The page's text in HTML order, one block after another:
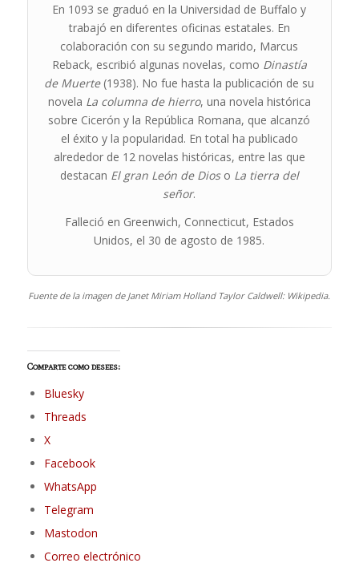
En 1093 se graduó en la Universidad de Buffalo y
trabajó en diferentes oficinas estatales. En
colaboración con su segundo marido, Marcus
Reback, escribió algunas novelas, como Dinastía
de Muerte(1938). No fue hasta la publicación de su
novela La columna de hierro, una novela histórica
sobre Cicerón y la República Romana, que alcanzó
el éxito y la popularidad. En total ha publicado
alrededor de 12 novelas históricas, entre las que
destacan El gran León de Dioso La tierra del
señor.
Falleció en Greenwich, Connecticut, Estados
Unidos, el 30 de agosto de 1985.
Fuente de la imagen de Janet Miriam Holland Taylor Caldwell: Wikipedia.
Comparte como desees:
Bluesky
Threads
X
Facebook
WhatsApp
Telegram
Mastodon
Correo electrónico